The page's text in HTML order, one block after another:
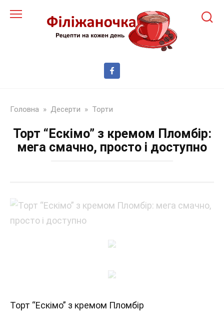
до
Головна » Десерти » Торти
Торт “Ескімо” з кремом Пломбір:
мега смачно, просто і доступно
Торт “Ескімо” з кремом Пломбір